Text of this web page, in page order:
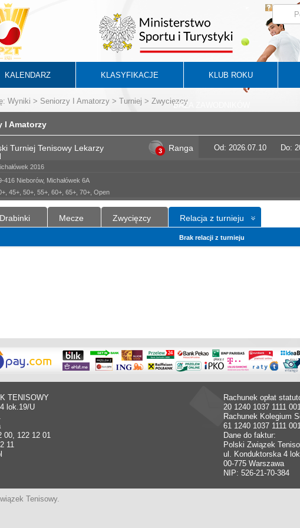
KALENDARZ KLASYFIKACJE KLUB ROKU
BAZA ZAWODNIKÓW
Wyniki > Seniorzy I Amatorzy > Turniej > Zwycięzcy
I Amatorzy
Turniej Tenisowy Lekarzy
3 Ranga Od: 2026.07.10 Do:
2016
416 Nieborów, Michałówek 6A
45+, 50+, 55+, 60+, 65+, 70+, Open
Drabinki Mecze Zwycięzcy Relacja z turnieju
Brak relacji z turnieju
TENISOWY
lok.19/U
00, 122 12 01
11
Rachunek opłat
20 1240 1037 1111
Rachunek Kolegium
61 1240 1037 1111
Dane do faktur:
Polski Związek
ul. Konduktorska 4
00-775 Warszawa
NIP: 526-21-70-384
Tenisowy.